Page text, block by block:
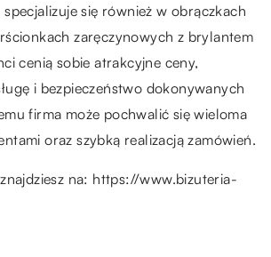
specjalizuje się również w obrączkach
zaręczynowych z brylantem
cenią sobie atrakcyjne ceny,
i bezpieczeństwo dokonywanych
firma może pochwalić się wieloma
oraz szybką realizacją zamówień.
na: https://www.bizuteria-